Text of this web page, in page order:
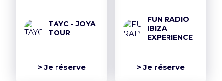
TAYC - JOYA
TOUR
> Je réserve
FUN RADIO
IBIZA
EXPERIENCE
> Je réserve